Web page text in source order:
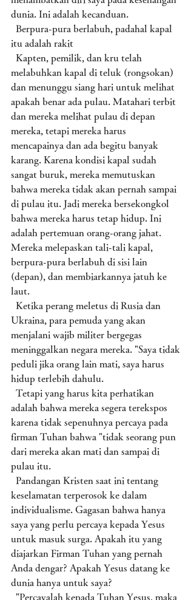
dunia. Ini adalah kecanduan.
itu adalah rakit
melabuhkan kapal di teluk (rongsokan)
dan menunggu siang hari untuk melihat
apakah benar ada pulau. Matahari terbit
dan mereka melihat pulau di depan
mereka, tetapi mereka harus
mencapainya dan ada begitu banyak
karang. Karena kondisi kapal sudah
sangat buruk, mereka memutuskan
bahwa mereka tidak akan pernah sampai
di pulau itu. Jadi mereka bersekongkol
bahwa mereka harus tetap hidup. Ini
adalah pertemuan orang-orang jahat.
Mereka melepaskan tali-tali kapal,
berpura-pura berlabuh di sisi lain
(depan), dan membiarkannya jatuh ke
laut.
Ukraina, para pemuda yang akan
menjalani wajib militer bergegas
meninggalkan negara mereka. "Saya tidak
peduli jika orang lain mati, saya harus
hidup terlebih dahulu.
adalah bahwa mereka segera terekspos
karena tidak sepenuhnya percaya pada
firman Tuhan bahwa "tidak seorang pun
dari mereka akan mati dan sampai di
pulau itu.
keselamatan terperosok ke dalam
individualisme. Gagasan bahwa hanya
saya yang perlu percaya kepada Yesus
untuk masuk surga. Apakah itu yang
diajarkan Firman Tuhan yang pernah
Anda dengar? Apakah Yesus datang ke
dunia hanya untuk saya?